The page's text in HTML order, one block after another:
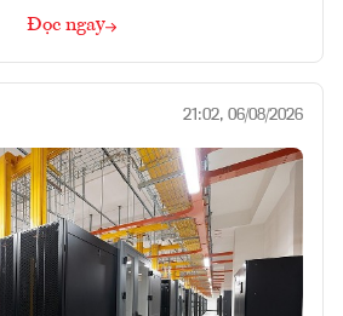
Đọc ngay
21:02, 06/08/2026